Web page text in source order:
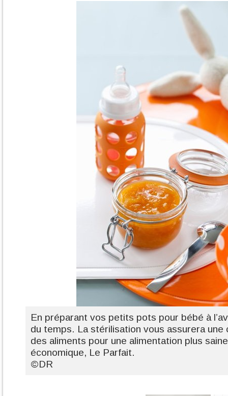
En préparant vos petits pots pour bébé à
du temps. La stérilisation vous assurera
des aliments pour une alimentation plus
économique, Le Parfait.
©DR